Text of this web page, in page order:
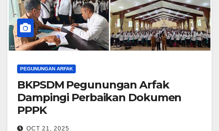
PEGUNUNGAN ARFAK
BKPSDM Pegunungan Arfak
Dampingi Perbaikan Dokumen
PPPK
OCT 21, 2025